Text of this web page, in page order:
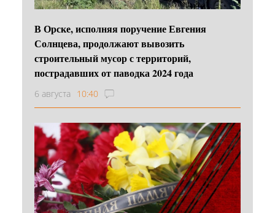
В Орске, исполняя поручение Евгения
Солнцева, продолжают вывозить
строительный мусор с территорий,
пострадавших от паводка 2024 года
6 августа 10:40